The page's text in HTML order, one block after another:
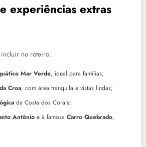
experiências extras
no roteiro:
Mar Verde, ideal para famílias;
Croa, com área tranquila e vistas lindas;
da Costa dos Corais;
Antônio e à famosa Carro Quebrado,